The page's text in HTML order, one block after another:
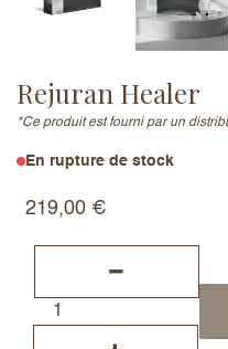
Rejuran Healer
*Ce produit est fourni par un
En rupture de stock
219,00 €
J’accepte les